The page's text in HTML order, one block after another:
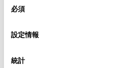
デバイスにすべてのCookie(クッキー
意したことになります。Cookie(ク
設定の変更、同意を撤回したりする
「Cookie（クッキー）情報の取り扱
必須
設定情報
統計